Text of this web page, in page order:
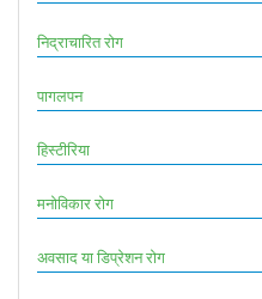
निद्राचारित रोग
पागलपन
हिस्टीरिया
मनोविकार रोग
अवसाद या डिप्रेशन रोग